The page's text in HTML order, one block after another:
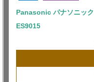
Panasonic パナソニック
ES9015